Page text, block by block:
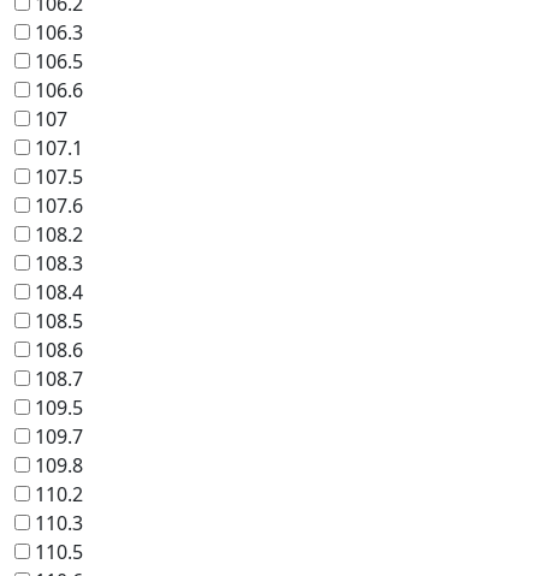
106.3
106.5
106.6
107
107.1
107.5
107.6
108.2
108.3
108.4
108.5
108.6
108.7
109.5
109.7
109.8
110.2
110.3
110.5